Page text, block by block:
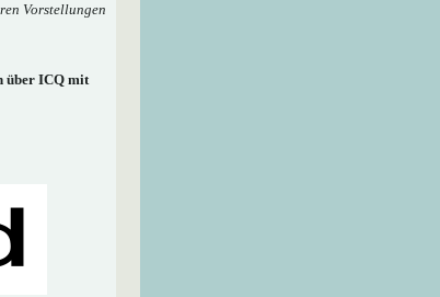
Vorstellungen
über ICQ mit